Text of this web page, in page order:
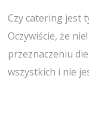
Czy catering jest
Oczywiście, że
przeznaczeniu
wszystkich i nie